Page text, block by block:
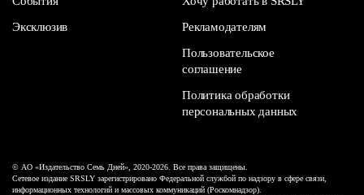
Эксклюзив
Рекламодателям
Пользовательское
соглашение
Политика обработки
персональных данных
© АО «Издательство Семь Дней», 2020-2026. Все права защищены.
Сетевое издание SRSLY зарегистрировано Федеральной службой по надзору в сфере связи,
информационных технологий и массовых коммуникаций (Роскомнадзор).